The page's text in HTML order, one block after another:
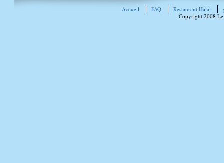
Accueil FAQ Restaurant Halal
Copyright 2008